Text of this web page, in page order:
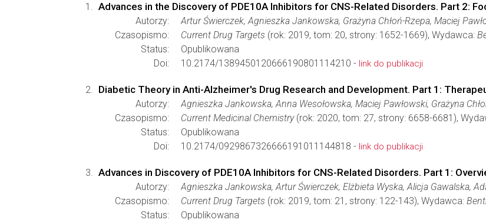
Advances in the Discovery of PDE10A Inhibitors for CNS-Related Disorders. Part 2:
Autorzy:
Artur Świerczek, Agnieszka Jankowska, Grażyna Chłoń-Rzepa, Maciej
Czasopismo:
Current Drug Targets (rok: 2019, tom: 20, strony: 1652-1669), Wydawca:
Status:
Opublikowana
Doi:
10.2174/1389450120666190801114210 - link do publikacji
Diabetic Theory in Anti-Alzheimer's Drug Research and Development. Part 1:
Autorzy:
Agnieszka Jankowska, Anna Wesołowska, Maciej Pawłowski, Grażyna
Czasopismo:
Current Medicinal Chemistry(rok: 2020, tom: 27, strony: 6658-6681),
Status:
Opublikowana
Doi:
10.2174/0929867326666191011144818 - link do publikacji
Advances in Discovery of PDE10A Inhibitors for CNS-Related Disorders. Part 1:
Autorzy:
Agnieszka Jankowska, Artur Świerczek, Elżbieta Wyska, Alicja Gawalska,
Czasopismo:
Current Drug Targets (rok: 2019, tom: 21, strony: 122-143), Wydawca:
Status:
Opublikowana